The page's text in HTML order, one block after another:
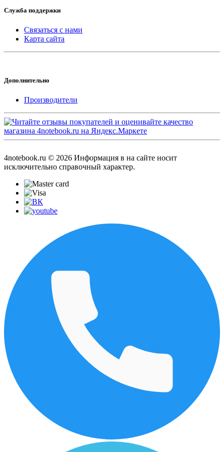
Служба поддержки
Связаться с нами
Карта сайта
Дополнительно
Производители
4notebook.ru © 2026 Информация в на сайте носит
исключительно справочный характер.